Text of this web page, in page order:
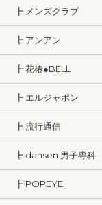
┣ メンズクラブ
┣ アンアン
┣ 花椿●BELL
┣ エルジャポン
┣ 流行通信
┣ dansen 男子専科
┣ POPEYE